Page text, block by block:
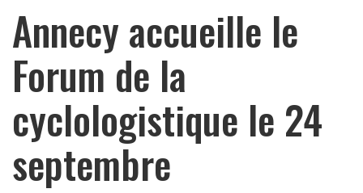
Annecy accueille le
Forum de la
cyclologistique le 24
septembre